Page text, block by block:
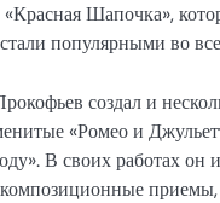
«Красная Шапочка»,
популярными во
создал и
«Ромео и
В своих работах он
композиционные